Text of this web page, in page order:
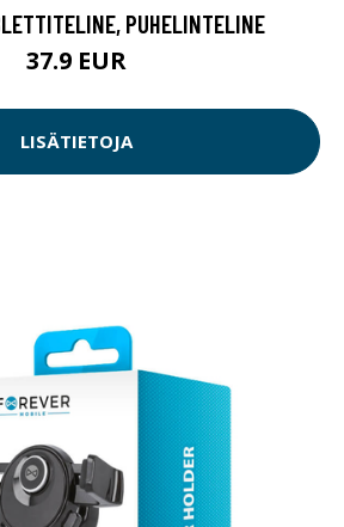
PUHELINTELINE
37.9 EUR
LISÄTIETOJA